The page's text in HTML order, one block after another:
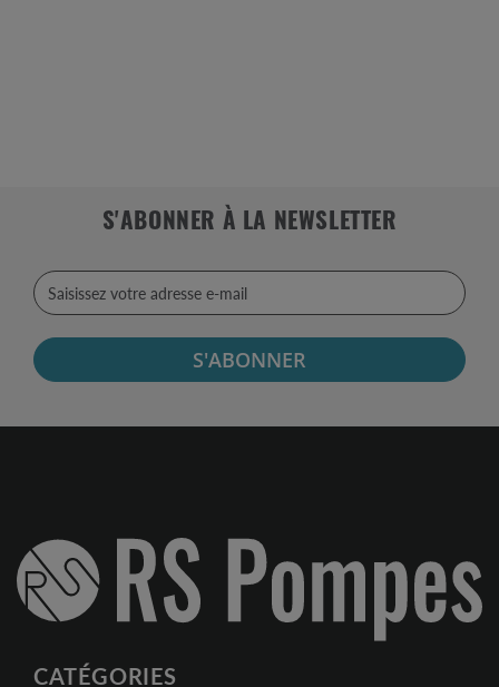
S'ABONNER À LA NEWSLETTER
S'ABONNER
CATÉGORIES